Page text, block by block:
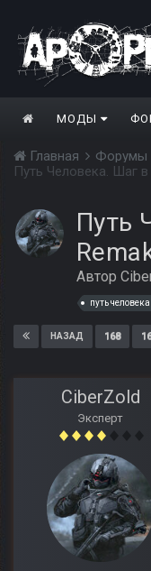
МОДЫ
Главная Форумы
Путь Человека. Шаг
Путь
Автор
путь человека
НАЗАД 168
CiberZold
Эксперт